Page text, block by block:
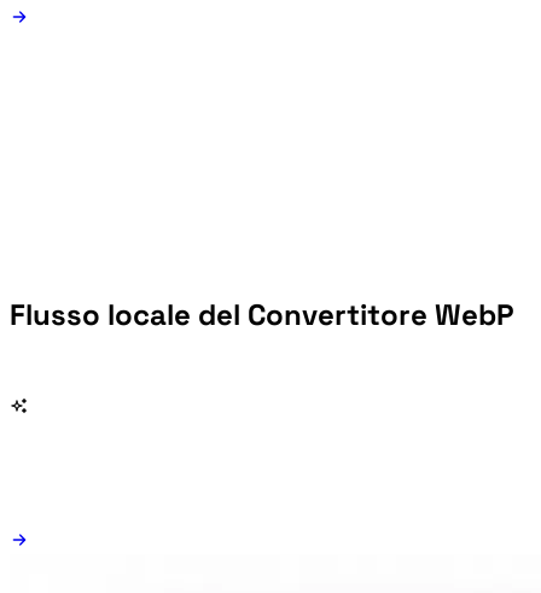
Flusso locale del Convertitore WebP